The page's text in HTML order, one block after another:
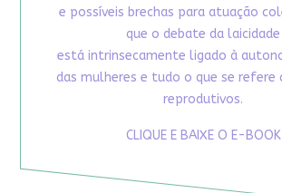
e possíveis brechas para atuação
que o debate da laicidade
está intrinsecamente ligado à
das mulheres e tudo o que se refere
reprodutivos.
CLIQUE E BAIXE O E-BOOK